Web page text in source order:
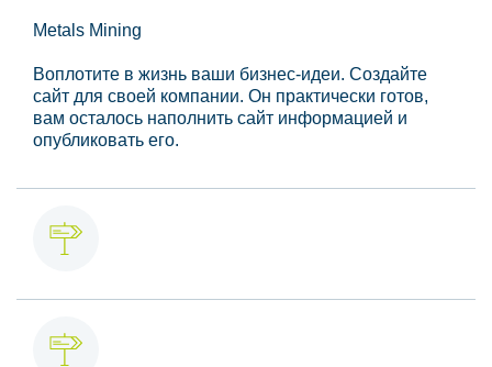
Metals Mining
Воплотите в жизнь ваши бизнес-идеи. Создайте
сайт для своей компании. Он практически готов,
вам осталось наполнить сайт информацией и
опубликовать его.